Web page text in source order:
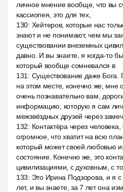
личное мнение вообще, что вы
кассиопея, это для тех,
130: Хейтеров, которые нас
знают и не понимают, чем мы
существовании внеземных
давно. И вы знаете, я когда-то
который вообще сомневался в
131 : Существование даже Бога.
на этом месте, конечно же, мне
очень познавательно вам,
информацию, которую я сам
межзвёздных друзей через
132: Контактёра через
огромное, что хватит на всю
который может своей любовью
состояние. Конечно же, это
цивилизациями, с духовным, с
133: Это Ирина Подзорова, и я
лет, и вы знаете, за 7 лет она